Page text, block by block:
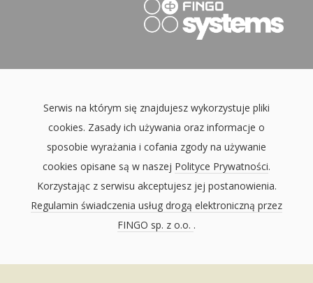
Serwis na którym się znajdujesz wykorzystuje pliki
cookies. Zasady ich używania oraz informacje o
sposobie wyrażania i cofania zgody na używanie
cookies opisane są w naszej Polityce Prywatności.
Korzystając z serwisu akceptujesz jej postanowienia.
Regulamin świadczenia usług drogą elektroniczną przez
FINGO sp. z o.o. .